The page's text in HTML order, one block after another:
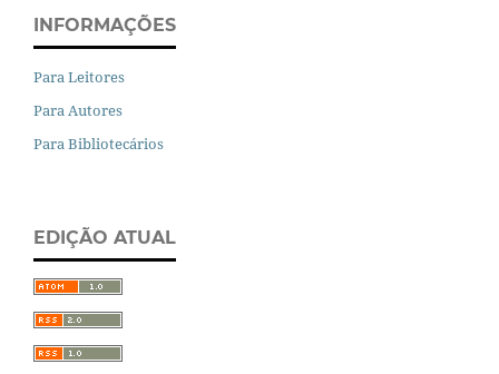
INFORMAÇÕES
Para Leitores
Para Autores
Para Bibliotecários
EDIÇÃO ATUAL